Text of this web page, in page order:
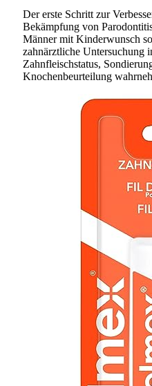
Der erste Schritt zur
Bekämpfung von
Männer mit Kinderwunsch
zahnärztliche Untersuchung
Zahnfleischstatus,
Knochenbeurteilung